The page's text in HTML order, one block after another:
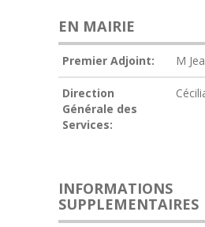
EN MAIRIE
Premier Adjoint: M
Direction
Générale des
Services:
INFORMATIONS
SUPPLEMENTAIRES